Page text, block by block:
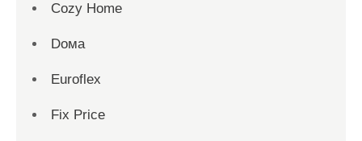
Cozy Home
Dома
Euroflex
Fix Price